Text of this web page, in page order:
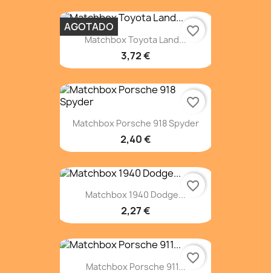
Matchbox Toyota Land...
3,72 €
AGOTADO favorite_border
Matchbox Porsche 918 Spyder
2,40 €
favorite_border
Matchbox 1940 Dodge...
2,27 €
favorite_border
Matchbox Porsche 911...
favorite_border